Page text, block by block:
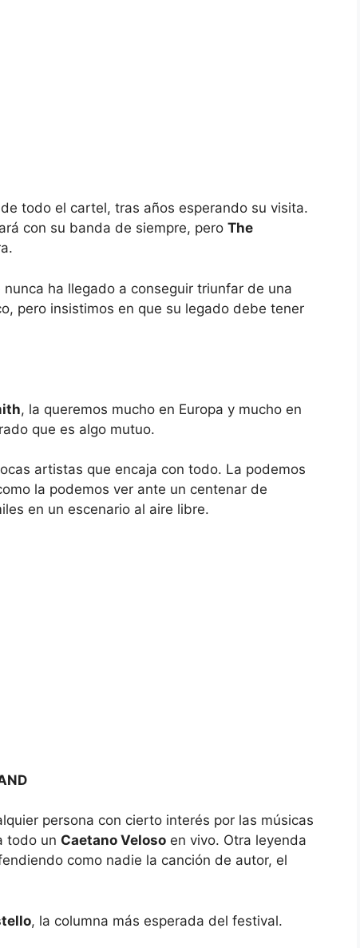
todo el cartel, tras años esperando su visita.
con su banda de siempre, pero The
ha llegado a conseguir triunfar de una
pero insistimos en que su legado debe tener
, la queremos mucho en Europa y mucho en
que es algo mutuo.
artistas que encaja con todo. La podemos
la podemos ver ante un centenar de
en un escenario al aire libre.
persona con cierto interés por las músicas
todo un Caetano Veloso en vivo. Otra leyenda
como nadie la canción de autor, el
, la columna más esperada del festival.